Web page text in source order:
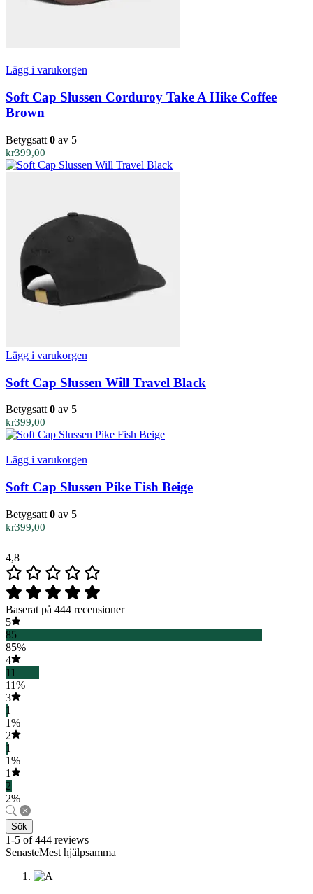
Lägg i varukorgen
Soft Cap Slussen Corduroy Take A Hike Coffee
Brown
Betygsatt 0 av 5
kr399,00
Lägg i varukorgen
Soft Cap Slussen Will Travel Black
Betygsatt 0 av 5
kr399,00
Lägg i varukorgen
Soft Cap Slussen Pike Fish Beige
Betygsatt 0 av 5
kr399,00
4,8
Baserat på 444 recensioner
5
85
85%
4
11
11%
3
1
1%
2
1
1%
1
2
2%
Sök
1-5 of 444 reviews
SenasteMest hjälpsamma